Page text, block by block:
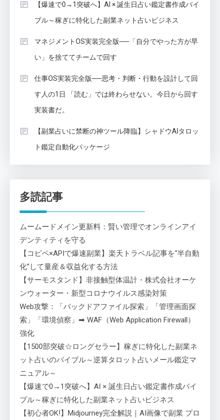
【爆速で0→1突破へ】AI × 誕生日占い鑑定書作成バイ
ブル～稼ぎに特化した副業ネット占いビジネス
マネジメントOS実装完全版──「自分でやった方が早
い」を捨ててチームで回す
仕事OS実装完全版──思考・判断・行動を設計して回
す人の1日 「読む」では終わらせない。今日から回す
実装書だ。
【副業占いに禁断の神ツール降臨】シャドウAIタロッ
ト鑑定自動化パッケージ
多読記事
ムームードメイン更新料：賢い管理でオンラインアイ
デンティティを守る
【コピペ×APIで爆速副業】楽天トラベル記事を“半自動
化”して量産＆収益化する方法
【サーモスタンド】非接触型体温計・株式会社オーケ
ンウォーター・新型コロナウイルス感染対策
Web攻撃：「バックドアファイル探索」「管理画面探
索」「環境偵察」➡ WAF（Web Application Firewall）
強化
【1500部突破☆ロングセラー】稼ぎに特化した副業ネ
ット占いのバイブル～逆算タロット占いメール鑑定マ
ニュアル～
【爆速で0→1突破へ】AI × 誕生日占い鑑定書作成バイ
ブル～稼ぎに特化した副業ネット占いビジネス
【初心者OK!】Midjourney完全解説｜AI画像で副業 プロ